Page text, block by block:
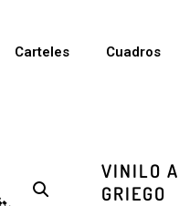
Carteles Cuadros
VINILO
GRIEGO